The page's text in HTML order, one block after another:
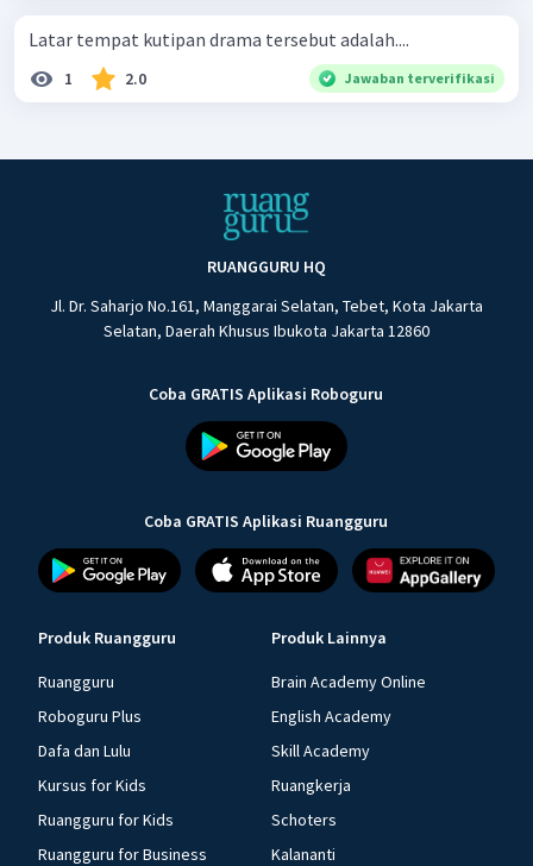
Latar tempat kutipan drama tersebut adalah....
1 2.0 Jawaban terverifikasi
RUANGGURU HQ
Jl. Dr. Saharjo No.161, Manggarai Selatan, Tebet, Kota Jakarta
Selatan, Daerah Khusus Ibukota Jakarta 12860
Coba GRATIS Aplikasi Roboguru
Coba GRATIS Aplikasi Ruangguru
Produk Ruangguru
Ruangguru
Roboguru Plus
Dafa dan Lulu
Kursus for Kids
Ruangguru for Kids
Ruangguru for Business
Produk Lainnya
Brain Academy Online
English Academy
Skill Academy
Ruangkerja
Schoters
Kalananti